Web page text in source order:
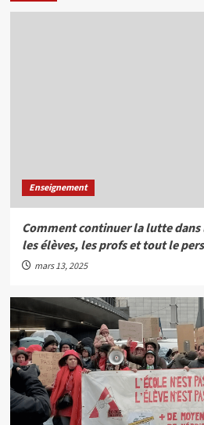
Enseignement
Comment continuer la lutte dans
les élèves, les profs et tout le
mars 13, 2025